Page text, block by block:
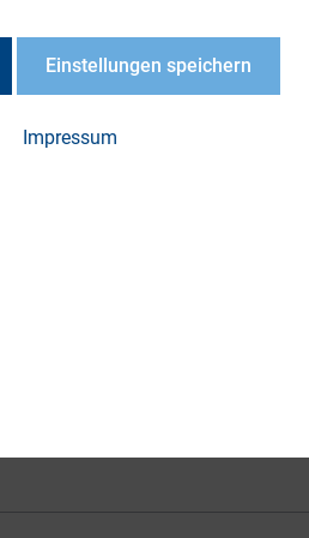
finden Sie hier:
Einstellungen speichern
Impressum